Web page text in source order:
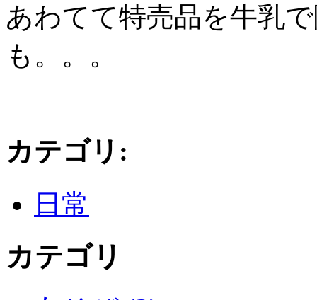
あわてて特売品を牛乳
も。。。
カテゴリ :
日常
カテゴリ